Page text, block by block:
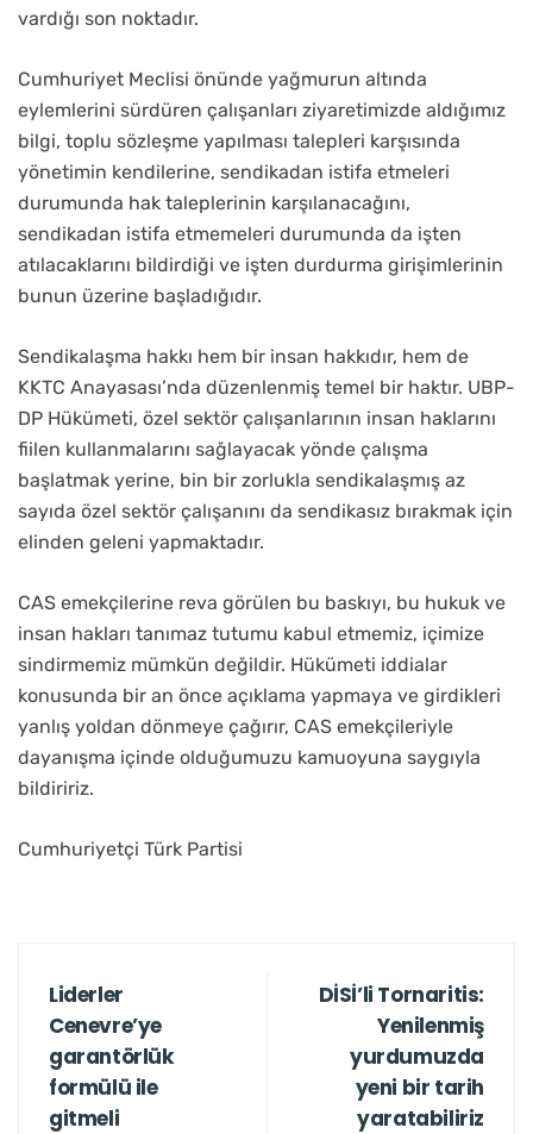
vardığı son noktadır.
Cumhuriyet Meclisi önünde yağmurun altında
eylemlerini sürdüren çalışanları ziyaretimizde aldığımız
bilgi, toplu sözleşme yapılması talepleri karşısında
yönetimin kendilerine, sendikadan istifa etmeleri
durumunda hak taleplerinin karşılanacağını,
sendikadan istifa etmemeleri durumunda da işten
atılacaklarını bildirdiği ve işten durdurma girişimlerinin
bunun üzerine başladığıdır.
Sendikalaşma hakkı hem bir insan hakkıdır, hem de
KKTC Anayasası’nda düzenlenmiş temel bir haktır. UBP-
DP Hükümeti, özel sektör çalışanlarının insan haklarını
fiilen kullanmalarını sağlayacak yönde çalışma
başlatmak yerine, bin bir zorlukla sendikalaşmış az
sayıda özel sektör çalışanını da sendikasız bırakmak için
elinden geleni yapmaktadır.
CAS emekçilerine reva görülen bu baskıyı, bu hukuk ve
insan hakları tanımaz tutumu kabul etmemiz, içimize
sindirmemiz mümkün değildir. Hükümeti iddialar
konusunda bir an önce açıklama yapmaya ve girdikleri
yanlış yoldan dönmeye çağırır, CAS emekçileriyle
dayanışma içinde olduğumuzu kamuoyuna saygıyla
bildiririz.
Cumhuriyetçi Türk Partisi
Liderler
Cenevre’ye
garantörlük
formülü ile
gitmeli
DİSİ’li Tornaritis:
Yenilenmiş
yurdumuzda
yeni bir tarih
yaratabiliriz